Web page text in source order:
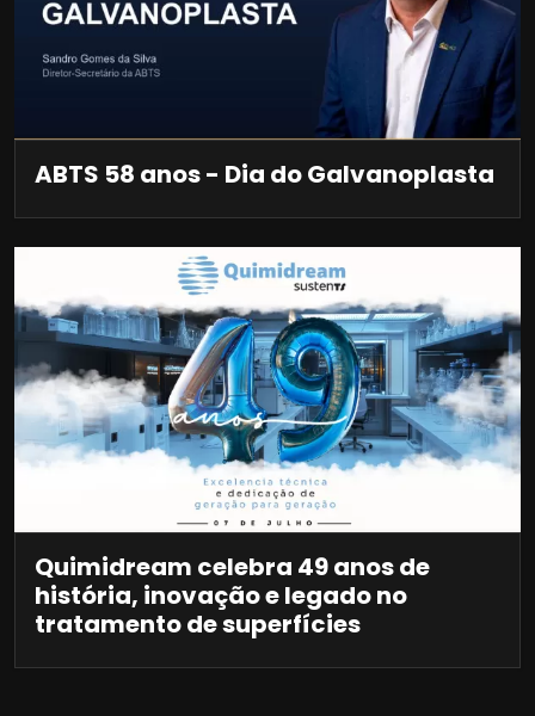
ABTS 58 anos - Dia do Galvanoplasta
Quimidream celebra 49 anos de
história, inovação e legado no
tratamento de superfícies